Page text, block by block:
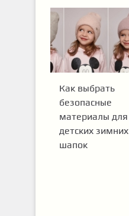
Как выбрать
безопасные
материалы для
детских зимних
шапок